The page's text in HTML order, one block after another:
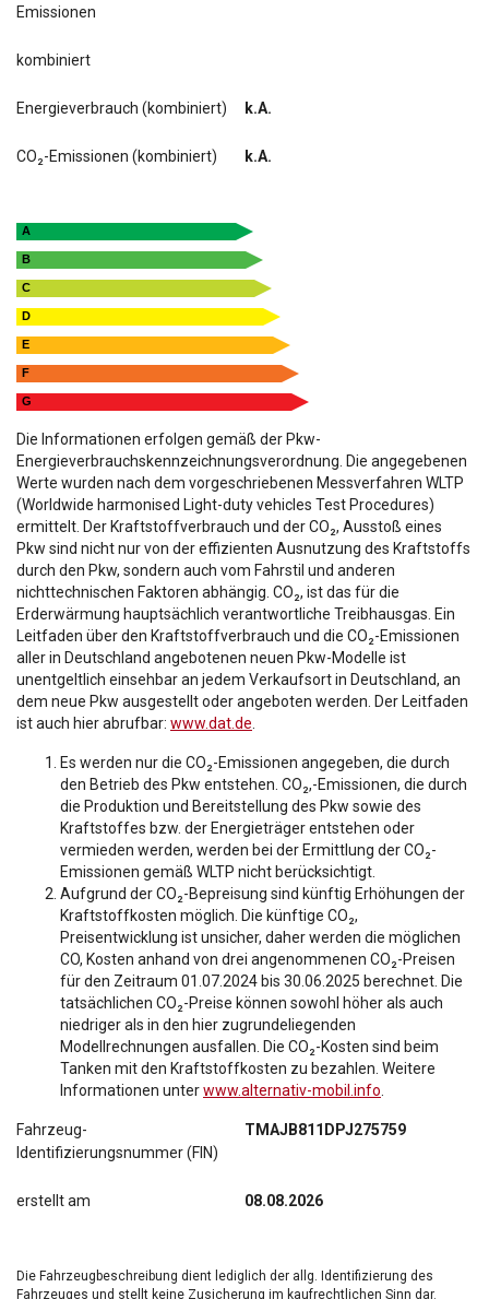
Emissionen
kombiniert
Energieverbrauch (kombiniert) k.A.
CO₂-Emissionen (kombiniert) k.A.
A
B
C
D
E
F
G
Die Informationen erfolgen gemäß der Pkw-
Energieverbrauchskennzeichnungsverordnung. Die angegebenen
Werte wurden nach dem vorgeschriebenen Messverfahren WLTP
(Worldwide harmonised Light-duty vehicles Test Procedures)
ermittelt. Der Kraftstoffverbrauch und der CO₂, Ausstoß eines
Pkw sind nicht nur von der effizienten Ausnutzung des Kraftstoffs
durch den Pkw, sondern auch vom Fahrstil und anderen
nichttechnischen Faktoren abhängig. CO₂, ist das für die
Erderwärmung hauptsächlich verantwortliche Treibhausgas. Ein
Leitfaden über den Kraftstoffverbrauch und die CO₂-Emissionen
aller in Deutschland angebotenen neuen Pkw-Modelle ist
unentgeltlich einsehbar an jedem Verkaufsort in Deutschland, an
dem neue Pkw ausgestellt oder angeboten werden. Der Leitfaden
ist auch hier abrufbar: www.dat.de.
Es werden nur die CO₂-Emissionen angegeben, die durch
den Betrieb des Pkw entstehen. CO₂,-Emissionen, die durch
die Produktion und Bereitstellung des Pkw sowie des
Kraftstoffes bzw. der Energieträger entstehen oder
vermieden werden, werden bei der Ermittlung der CO₂-
Emissionen gemäß WLTP nicht berücksichtigt.
Aufgrund der CO₂-Bepreisung sind künftig Erhöhungen der
Kraftstoffkosten möglich. Die künftige CO₂,
Preisentwicklung ist unsicher, daher werden die möglichen
CO, Kosten anhand von drei angenommenen CO₂-Preisen
für den Zeitraum 01.07.2024 bis 30.06.2025 berechnet. Die
tatsächlichen CO₂-Preise können sowohl höher als auch
niedriger als in den hier zugrundeliegenden
Modellrechnungen ausfallen. Die CO₂-Kosten sind beim
Tanken mit den Kraftstoffkosten zu bezahlen. Weitere
Informationen unterwww.alternativ-mobil.info.
Fahrzeug-
Identifizierungsnummer (FIN)
TMAJB811DPJ275759
erstellt am 08.08.2026
Die Fahrzeugbeschreibung dient lediglich der allg. Identifizierung des
Fahrzeuges und stellt keine Zusicherung im kaufrechtlichen Sinn dar.